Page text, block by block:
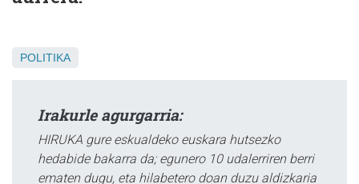
POLITIKA
Irakurle agurgarria:
HIRUKA gure eskualdeko euskara hutsezko
hedabide bakarra da; egunero 10 udalerriren berri
ematen dugu, eta hilabetero doan duzu aldizkaria